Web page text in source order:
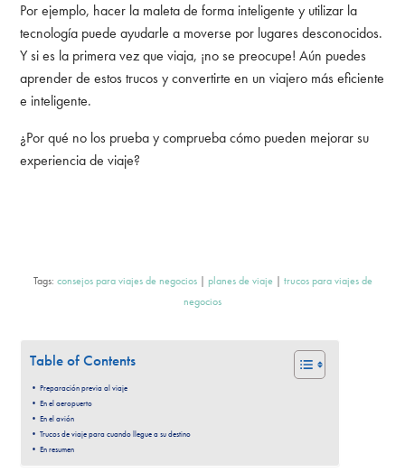
Por ejemplo, hacer la maleta de forma inteligente y utilizar la
tecnología puede ayudarle a moverse por lugares desconocidos.
Y si es la primera vez que viaja, ¡no se preocupe! Aún puedes
aprender de estos trucos y convertirte en un viajero más eficiente
e inteligente.
¿Por qué no los prueba y comprueba cómo pueden mejorar su
experiencia de viaje?
Tags: consejos para viajes de negocios| planes de viaje| trucos para viajes de
negocios
Table of Contents
Preparación previa al viaje
En el aeropuerto
En el avión
Trucos de viaje para cuando llegue a su destino
En resumen